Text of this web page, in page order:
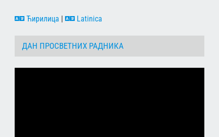
Ћирилица | Latinica
ДАН ПРОСВЕТНИХ РАДНИКА